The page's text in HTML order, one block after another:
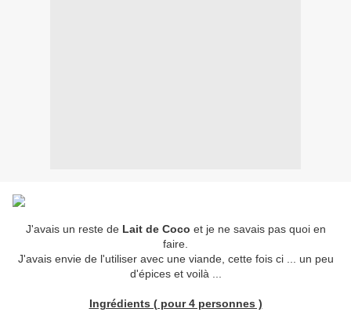
J'avais un reste de Lait de Coco et je ne savais pas quoi en
faire.
J'avais envie de l'utiliser avec une viande, cette fois ci ... un peu
d'épices et voilà ...
Ingrédients ( pour 4 personnes )